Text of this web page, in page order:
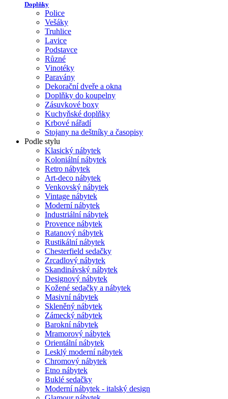
Doplňky
Police
Vešáky
Truhlice
Lavice
Podstavce
Různé
Vinotéky
Paravány
Dekorační dveře a okna
Doplňky do koupelny
Zásuvkové boxy
Kuchyňské doplňky
Krbové nářadí
Stojany na deštníky a časopisy
Podle stylu
Klasický nábytek
Koloniální nábytek
Retro nábytek
Art-deco nábytek
Venkovský nábytek
Vintage nábytek
Moderní nábytek
Industriální nábytek
Provence nábytek
Ratanový nábytek
Rustikální nábytek
Chesterfield sedačky
Zrcadlový nábytek
Skandinávský nábytek
Designový nábytek
Kožené sedačky a nábytek
Masivní nábytek
Skleněný nábytek
Zámecký nábytek
Barokní nábytek
Mramorový nábytek
Orientální nábytek
Lesklý moderní nábytek
Chromový nábytek
Etno nábytek
Buklé sedačky
Moderní nábytek - italský design